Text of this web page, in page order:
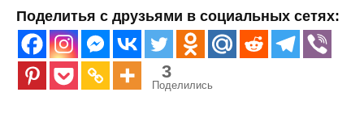
Поделитья с друзьями в социальных сетях:
3
Поделились